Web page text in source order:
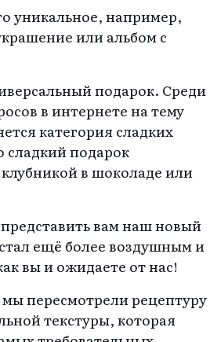
уникальное, например,
или альбом с
подарок. Среди
в интернете на тему
категория сладких
подарок
в шоколаде или
вам наш новый
ещё более воздушным и
вы и ожидаете от нас!
пересмотрели рецептуру
текстуры, которая